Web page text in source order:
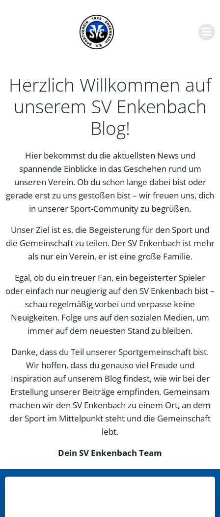
springen
Herzlich Willkommen auf
unserem SV Enkenbach
Blog!
Hier bekommst du die aktuellsten News und
spannende Einblicke in das Geschehen rund um
unseren Verein. Ob du schon lange dabei bist oder
gerade erst zu uns gestoßen bist – wir freuen uns, dich
in unserer Sport-Community zu begrüßen.
Unser Ziel ist es, die Begeisterung für den Sport und
die Gemeinschaft zu teilen. Der SV Enkenbach ist mehr
als nur ein Verein, er ist eine große Familie.
Egal, ob du ein treuer Fan, ein begeisterter Spieler
oder einfach nur neugierig auf den SV Enkenbach bist –
schau regelmäßig vorbei und verpasse keine
Neuigkeiten. Folge uns auf den sozialen Medien, um
immer auf dem neuesten Stand zu bleiben.
Danke, dass du Teil unserer Sportgemeinschaft bist.
Wir hoffen, dass du genauso viel Freude und
Inspiration auf unserem Blog findest, wie wir bei der
Erstellung unserer Beiträge empfinden. Gemeinsam
machen wir den SV Enkenbach zu einem Ort, an dem
der Sport im Mittelpunkt steht und die Gemeinschaft
lebt.
Dein SV Enkenbach Team